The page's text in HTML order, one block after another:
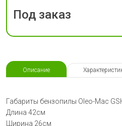
Под заказ
Описание
Габариты бензопилы Oleo-Mac
Длина 42см
Ширина 26см